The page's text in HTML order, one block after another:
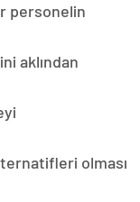
personelin
aklından
olması